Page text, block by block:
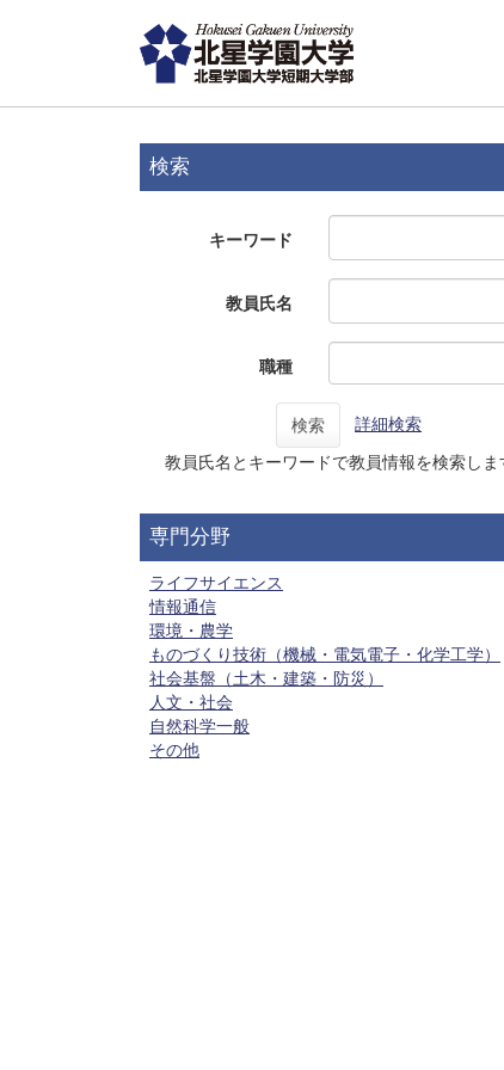
検索
キーワード
教員氏名
職種
検索 詳細検索
教員氏名とキーワードで教員情報を検索しま
専門分野
ライフサイエンス
情報通信
環境・農学
ものづくり技術（機械・電気電子・化学工学）
社会基盤（土木・建築・防災）
人文・社会
自然科学一般
その他